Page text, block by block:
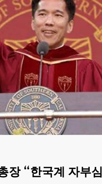
장 “한국계 자부심